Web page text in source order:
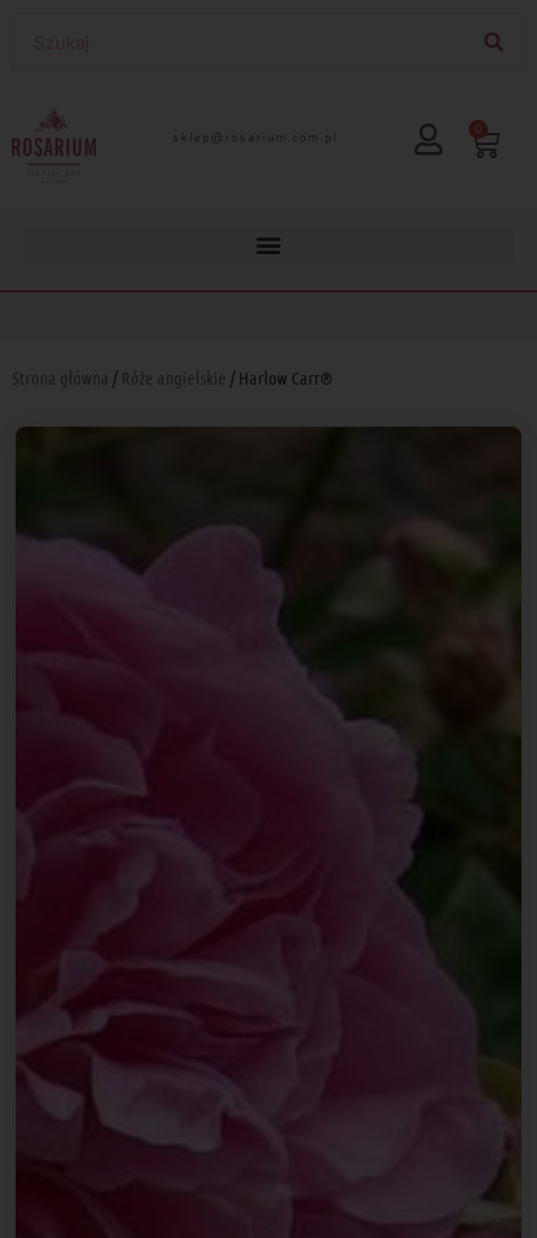
lp.moc.muirasor@pelks 0
Strona główna / Róże angielskie / Harlow Carr®